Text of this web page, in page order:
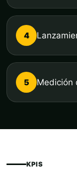
4
5 Medición
KPIS